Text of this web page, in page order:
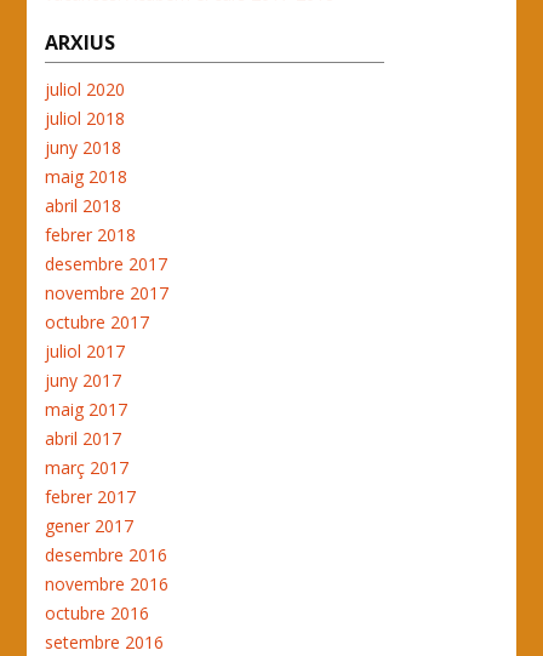
ARXIUS
juliol 2020
juliol 2018
juny 2018
maig 2018
abril 2018
febrer 2018
desembre 2017
novembre 2017
octubre 2017
juliol 2017
juny 2017
maig 2017
abril 2017
març 2017
febrer 2017
gener 2017
desembre 2016
novembre 2016
octubre 2016
setembre 2016